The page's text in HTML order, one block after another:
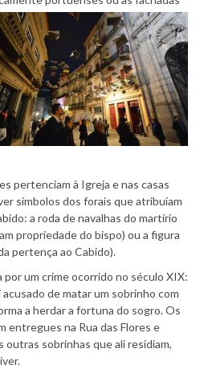
pertenciam à Igreja e nas casas
símbolos dos forais que atribuíam
a roda de navalhas do martírio
propriedade do bispo) ou a figura
pertença ao Cabido).
um crime ocorrido no século XIX:
de matar um sobrinho com
a herdar a fortuna do sogro. Os
entregues na Rua das Flores e
outras sobrinhas que ali residiam,